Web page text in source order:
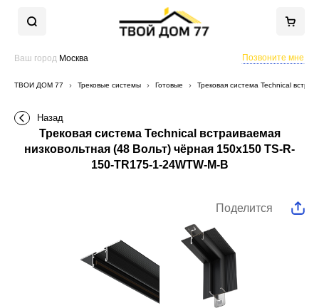
Ваш город Москва Позвоните мне
ТВОЙ ДОМ 77 Трековые системы Готовые Трековая система Technical
Назад
Трековая система Technical встраиваемая
низковольтная (48 Вольт) чёрная 150x150 TS-R-
150-TR175-1-24WTW-M-B
Поделится